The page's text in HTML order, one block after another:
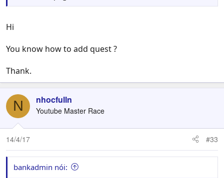
Hi
You know how to add quest ?
Thank.
N nhocfulln
Youtube Master Race
14/4/17 #33
bankadmin nói: